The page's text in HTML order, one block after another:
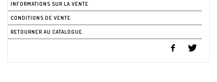
INFORMATIONS SUR LA VENTE
CONDITIONS DE VENTE
RETOURNER AU CATALOGUE